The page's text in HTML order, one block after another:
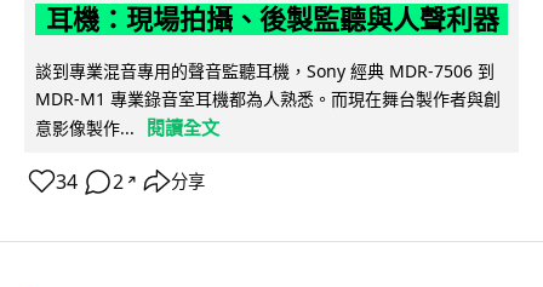
耳機：現場拍攝、後製監聽與人聲利器
談到專業混音專用的聲音監聽耳機，Sony 經典 MDR-7506 到
MDR-M1 專業錄音室耳機都為人熟悉。而現在舞台製作者與創
意影像製作...
閱讀全文
34 2 ↗ 分享